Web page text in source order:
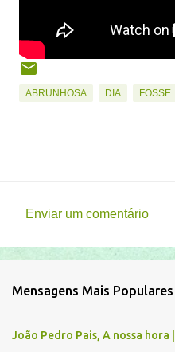
ABRUNHOSA DIA FOSSE
e
t
Enviar um comentário
Mensagens Mais Populares
João Pedro Pais, A nossa hora